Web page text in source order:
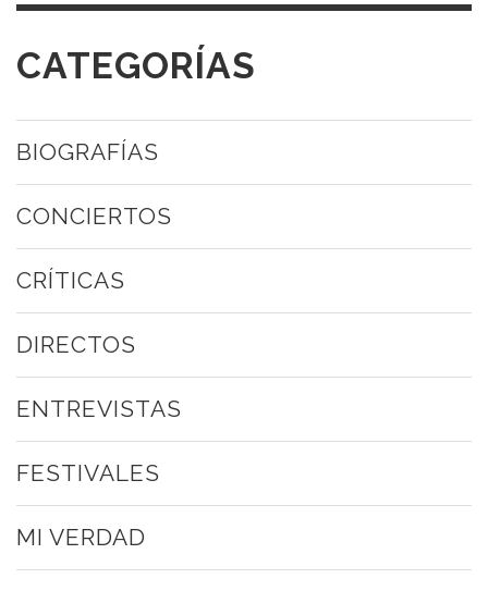
CATEGORÍAS
BIOGRAFÍAS
CONCIERTOS
CRÍTICAS
DIRECTOS
ENTREVISTAS
FESTIVALES
MI VERDAD